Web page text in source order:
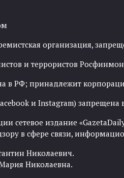
организация,
и террористов
в РФ; принадлежит
и Instagram) запрещена
сетевое издание
в сфере связи,
Николаевич.
Николаевна.